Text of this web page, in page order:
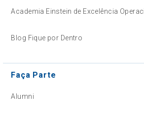
Academia Einstein de Excelência
Blog Fique por Dentro
Faça Parte
Alumni